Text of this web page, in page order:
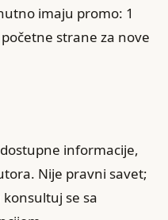
imaju promo: 1
strane za nove
informacije,
Nije pravni savet;
se sa